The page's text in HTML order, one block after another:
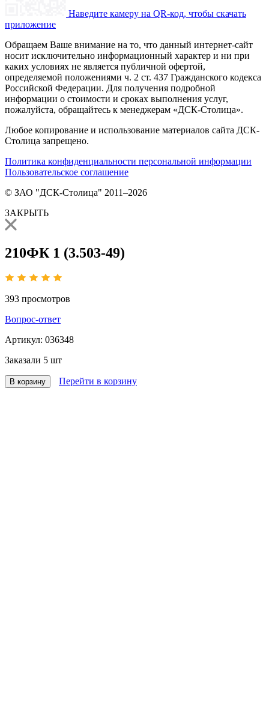
Наведите камеру на QR-код, чтобы скачать
приложение
Обращаем Ваше внимание на то, что данный интернет-сайт
носит исключительно информационный характер и ни при
каких условиях не является публичной офертой,
определяемой положениями ч. 2 ст. 437 Гражданского кодекса
Российской Федерации. Для получения подробной
информации о стоимости и сроках выполнения услуг,
пожалуйста, обращайтесь к менеджерам «ДСК-Столица».
Любое копирование и использование материалов сайта ДСК-
Столица запрещено.
Политика конфиденциальности персональной информации
Пользовательское соглашение
© ЗАО "ДСК-Столица" 2011–2026
ЗАКРЫТЬ
210ФК 1 (3.503-49)
393 просмотров
Вопрос-ответ
Артикул: 036348
Заказали 5 шт
В корзину Перейти в корзину